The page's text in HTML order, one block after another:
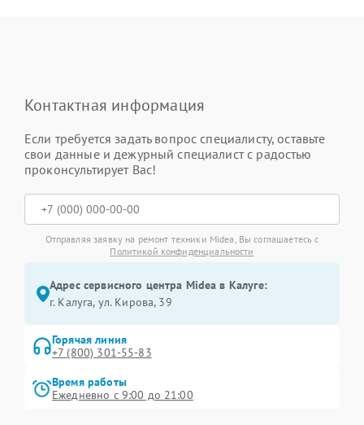
Контактная информация
Если требуется задать вопрос специалисту, оставьте
свои данные и дежурный специалист с радостью
проконсультирует Вас!
Отправляя заявку на ремонт техники Midea, Вы соглашаетесь с
Политикой конфиденциальности
Адрес сервисного центра Midea в Калуге:
г. Калуга, ул. Кирова, 39
Горячая линия
+7 (800) 301-55-83
Время работы
Ежедневно с 9:00 до 21:00